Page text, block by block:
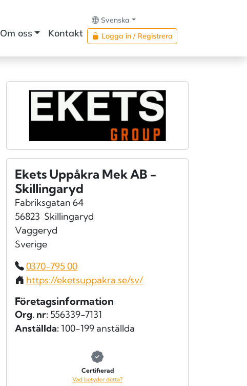
Om oss Kontakt
Svenska
Logga in / Registrera
Ekets Uppåkra Mek AB -
Skillingaryd
Fabriksgatan 64
56823 Skillingaryd
Vaggeryd
Sverige
0370-795 00
https://eketsuppakra.se/sv/
Företagsinformation
Org. nr: 556339-7131
Anställda:100-199 anställda
Certifierad
Vad betyder detta?